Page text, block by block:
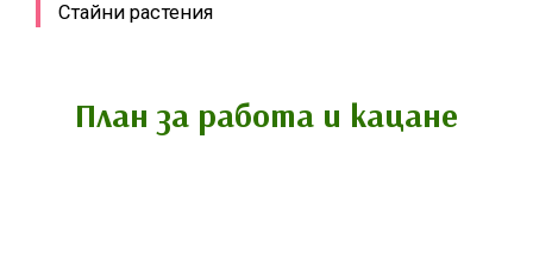
Стайни растения
План за работа и кацане